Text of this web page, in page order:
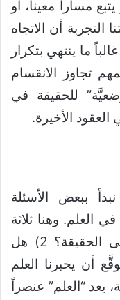
مساراً معيناً، أو
التجربة أن الاتجاه
ما ينتهي بتكرار
تجاوز الانقسام
للحقيقة في
العقود الأخيرة.
ببعض الأسئلة
العلم. وهنا ثلاثة
منها، هي: 1) هل يهدف العلم إلى الحقيقة؟ 2) هل
3) هل نتوقَّع أن يخبرنا العلم
يعد “العلم” عنصراً